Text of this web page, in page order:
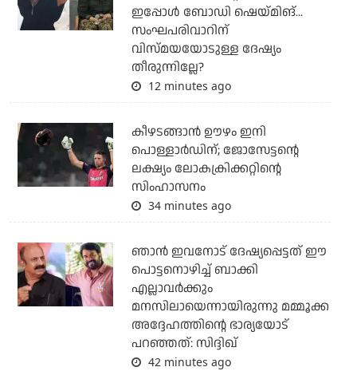
ഇപ്പോള്‍ ബോഡി ഷെയ്മിങ്...
സംഘപരിവാറിന്
വിസ്മയയോടുള്ള ദേഷ്യം
തീരുന്നില്ലേ?
12 minutes ago
കീഴടങ്ങാന്‍ ഊഴം ഇനി
പൊള്ളാര്‍ഡിന്; ജോസേട്ടന്റെ
ലക്ഷ്യം ലോകക്രിക്കറ്റിന്റെ
സിംഹാസനം
34 minutes ago
ഞാന്‍ ഇവനോട് ദേഷ്യപ്പെട്ടത് ഈ
പൊട്ടനൊഴിച്ച് ബാക്കി
എല്ലാവര്‍ക്കും
മനസിലായെന്നായിരുന്നു മമ്മൂക്ക
അദ്ദേഹത്തിന്റെ ഭാര്യയോട്
പറഞ്ഞത്: സിദ്ദിഖ്
42 minutes ago